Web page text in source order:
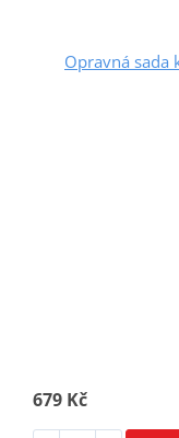
Opravná sada
679 Kč